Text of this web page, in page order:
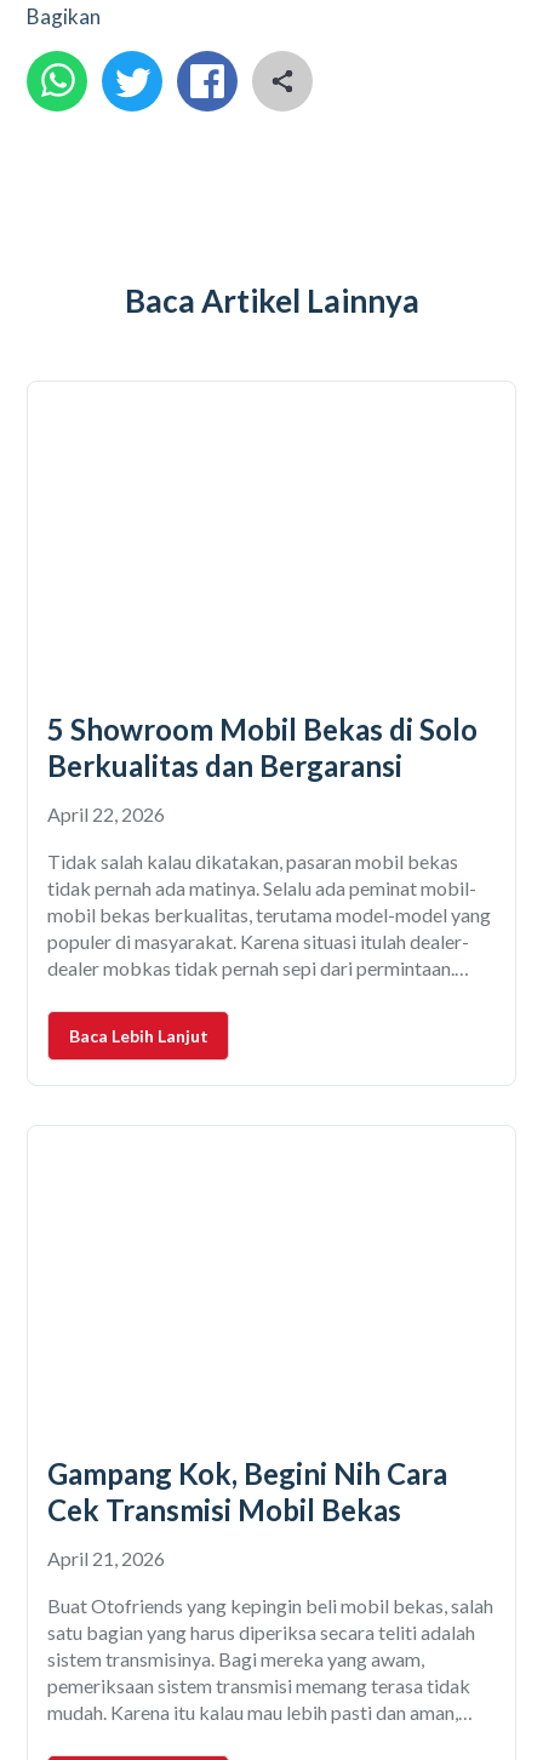
Bagikan
Baca Artikel Lainnya
5 Showroom Mobil Bekas di Solo
Berkualitas dan Bergaransi
April 22, 2026
Tidak salah kalau dikatakan, pasaran mobil bekas
tidak pernah ada matinya. Selalu ada peminat mobil-
mobil bekas berkualitas, terutama model-model yang
populer di masyarakat. Karena situasi itulah dealer-
dealer mobkas tidak pernah sepi dari permintaan.
bekas yang dinamis adalah Solo. Dengan populasi
penduduk 575 ribu jiwa (tahun 2019)
Baca Lebih Lanjut
Gampang Kok, Begini Nih Cara
Cek Transmisi Mobil Bekas
April 21, 2026
Buat Otofriends yang kepingin beli mobil bekas, salah
satu bagian yang harus diperiksa secara teliti adalah
sistem transmisinya. Bagi mereka yang awam,
pemeriksaan sistem transmisi memang terasa tidak
mudah. Karena itu kalau mau lebih pasti dan aman,